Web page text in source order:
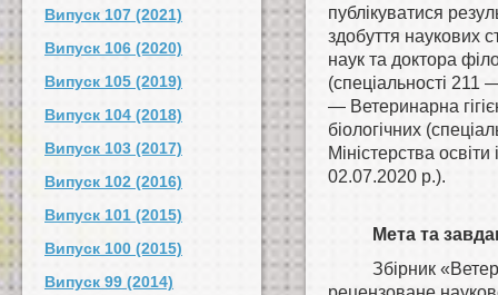
Випуск 107 (2021)
Випуск 106 (2020)
Випуск 105 (2019)
Випуск 104 (2018)
Випуск 103 (2017)
Випуск 102 (2016)
Випуск 101 (2015)
Випуск 100 (2015)
Випуск 99 (2014)
публікуватися
здобуття наукових
наук та доктора
(спеціальності
— Ветеринарна
біологічних
Міністерства
02.07.2020 р.).
Мета та
Збірник